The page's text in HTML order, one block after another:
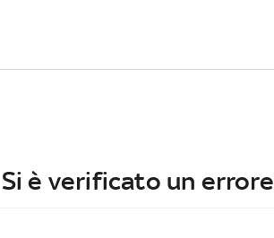
è verificato un errore